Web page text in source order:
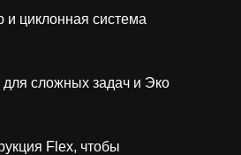
и циклонная система
сложных задач и Эко
Flex, чтобы